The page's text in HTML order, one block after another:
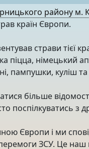
району м.
країн Європи.
страви тієї
піцца,
пампушки, куліш та
більше
поспілкуватись з
Європи і ми
ЗСУ. Це наш